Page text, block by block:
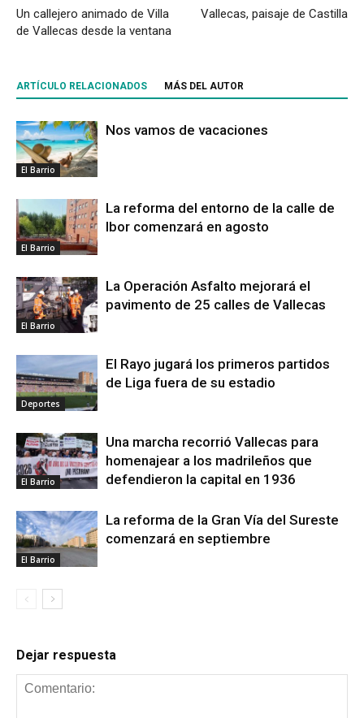
Un callejero animado de Villa
de Vallecas desde la ventana
Vallecas, paisaje de Castilla
ARTÍCULO RELACIONADOS MÁS DEL AUTOR
El Barrio
Nos vamos de vacaciones
El Barrio
La reforma del entorno de la calle de
Ibor comenzará en agosto
El Barrio
La Operación Asfalto mejorará el
pavimento de 25 calles de Vallecas
Deportes
El Rayo jugará los primeros partidos
de Liga fuera de su estadio
El Barrio
Una marcha recorrió Vallecas para
homenajear a los madrileños que
defendieron la capital en 1936
El Barrio
La reforma de la Gran Vía del Sureste
comenzará en septiembre
Dejar respuesta